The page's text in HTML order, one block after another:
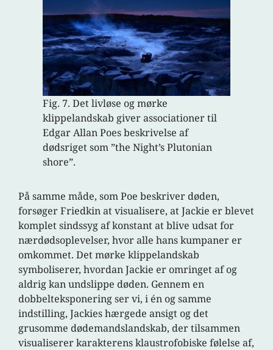
Fig. 7. Det livløse og mørke
klippelandskab giver associationer til
Edgar Allan Poes beskrivelse af
dødsriget som ”the Night’s Plutonian
shore”.
På samme måde, som Poe beskriver døden,
forsøger Friedkin at visualisere, at Jackie er blevet
komplet sindssyg af konstant at blive udsat for
nærdødsoplevelser, hvor alle hans kumpaner er
omkommet. Det mørke klippelandskab
symboliserer, hvordan Jackie er omringet af og
aldrig kan undslippe døden. Gennem en
dobbelteksponering ser vi, i én og samme
indstilling, Jackies hærgede ansigt og det
grusomme dødemandslandskab, der tilsammen
visualiserer karakterens klaustrofobiske følelse af,